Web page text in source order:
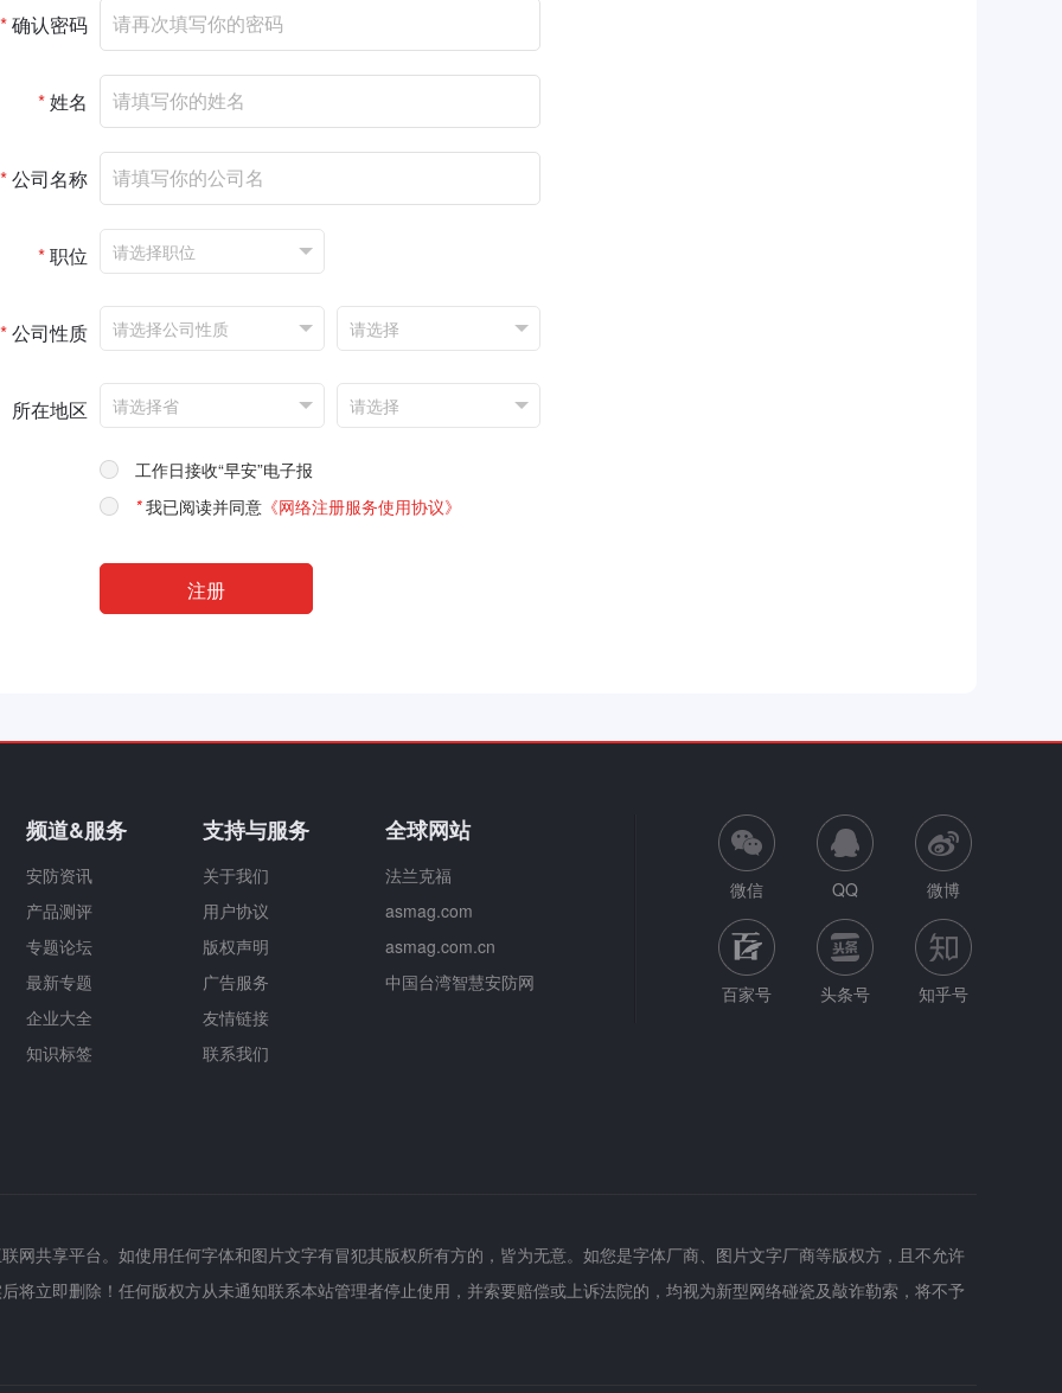
*确认密码
*姓名
*公司名称
*职位
*公司性质
所在地区
工作日接收“早安”电子报
*我已阅读并同意 《网络注册服务使用协议》
频道&服务
安防资讯
产品测评
专题论坛
最新专题
企业大全
知识标签
支持与服务
关于我们
用户协议
版权声明
广告服务
友情链接
联系我们
全球网站
法兰克福
asmag.com
asmag.com.cn
中国台湾智慧安防网
微信 QQ 微博
百家号 头条号 知乎号
网共享平台。如使用任何字体和图片文字有冒犯其版权所有方的，皆为无意。如您是字体厂商、图片文字厂商等版权方，且不允许
将立即删除！任何版权方从未通知联系本站管理者停止使用，并索要赔偿或上诉法院的，均视为新型网络碰瓷及敲诈勒索，将不予